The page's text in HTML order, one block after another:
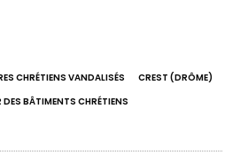
CHRÉTIENS VANDALISÉS
CREST (DRÔME)
DES BÂTIMENTS CHRÉTIENS